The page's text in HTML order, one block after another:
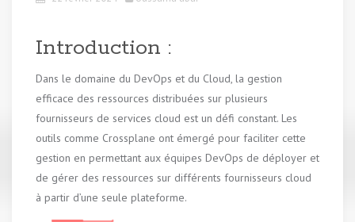
Introduction :
Dans le domaine du DevOps et du Cloud, la gestion
efficace des ressources distribuées sur plusieurs
fournisseurs de services cloud est un défi constant. Les
outils comme Crossplane ont émergé pour faciliter cette
gestion en permettant aux équipes DevOps de déployer et
de gérer des ressources sur différents fournisseurs cloud
à partir d’une seule plateforme.